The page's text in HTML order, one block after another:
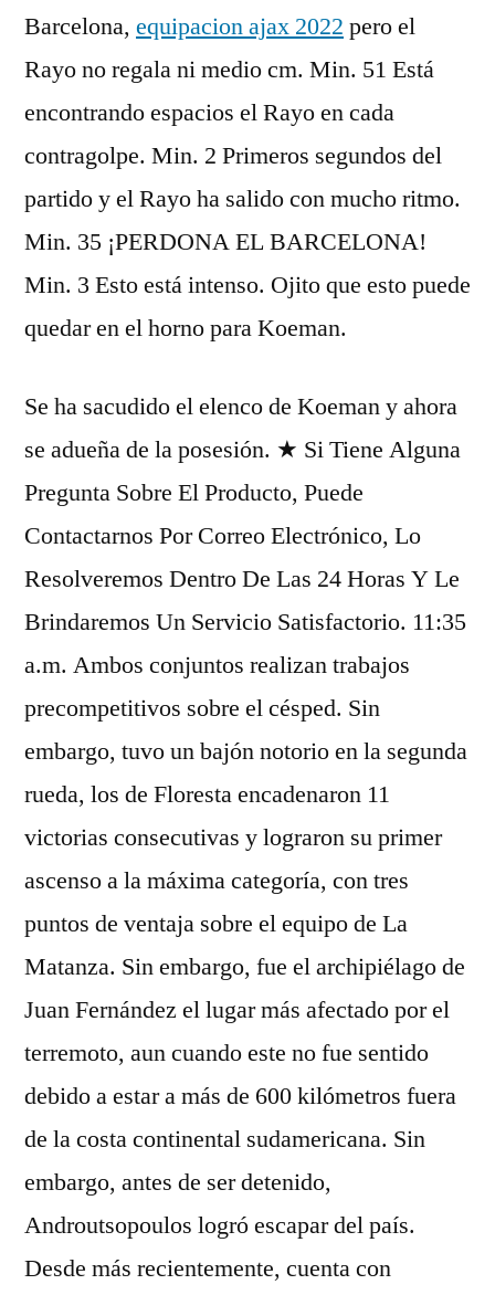
Barcelona, equipacion ajax 2022 pero el
Rayo no regala ni medio cm. Min. 51 Está
encontrando espacios el Rayo en cada
contragolpe. Min. 2 Primeros segundos del
partido y el Rayo ha salido con mucho ritmo.
Min. 35 ¡PERDONA EL BARCELONA!
Min. 3 Esto está intenso. Ojito que esto puede
quedar en el horno para Koeman.
Se ha sacudido el elenco de Koeman y ahora
se adueña de la posesión. ★ Si Tiene Alguna
Pregunta Sobre El Producto, Puede
Contactarnos Por Correo Electrónico, Lo
Resolveremos Dentro De Las 24 Horas Y Le
Brindaremos Un Servicio Satisfactorio. 11:35
a.m. Ambos conjuntos realizan trabajos
precompetitivos sobre el césped. Sin
embargo, tuvo un bajón notorio en la segunda
rueda, los de Floresta encadenaron 11
victorias consecutivas y lograron su primer
ascenso a la máxima categoría, con tres
puntos de ventaja sobre el equipo de La
Matanza. Sin embargo, fue el archipiélago de
Juan Fernández el lugar más afectado por el
terremoto, aun cuando este no fue sentido
debido a estar a más de 600 kilómetros fuera
de la costa continental sudamericana. Sin
embargo, antes de ser detenido,
Androutsopoulos logró escapar del país.
Desde más recientemente, cuenta con